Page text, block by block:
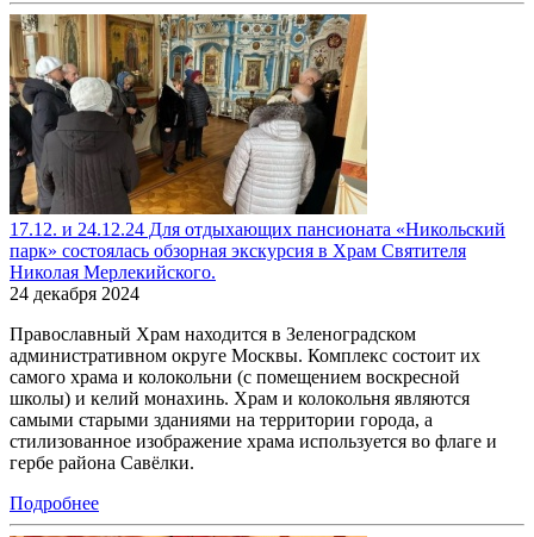
17.12. и 24.12.24 Для отдыхающих пансионата «Никольский
парк» состоялась обзорная экскурсия в Храм Святителя
Николая Мерлекийского.
24 декабря 2024
Православный Храм находится в Зеленоградском
административном округе Москвы. Комплекс состоит их
самого храма и колокольни (с помещением воскресной
школы) и келий монахинь. Храм и колокольня являются
самыми старыми зданиями на территории города, а
стилизованное изображение храма используется во флаге и
гербе района Савёлки.
Подробнее